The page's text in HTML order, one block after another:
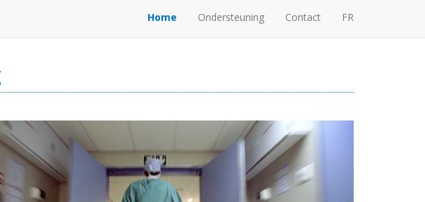
Home Ondersteuning Contact FR